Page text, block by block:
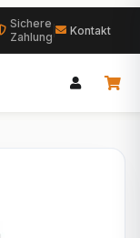
Sichere
Zahlung
Kontakt